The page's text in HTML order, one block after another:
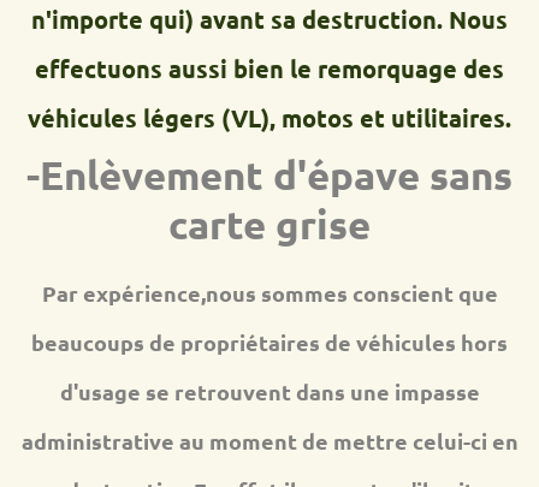
n'importe qui) avant sa destruction. Nous
effectuons aussi bien le remorquage des
véhicules légers (VL), motos et utilitaires.
-Enlèvement d'épave sans
carte grise
Par expérience,nous sommes conscient que
beaucoups de propriétaires de véhicules hors
d'usage se retrouvent dans une impasse
administrative au moment de mettre celui-ci en